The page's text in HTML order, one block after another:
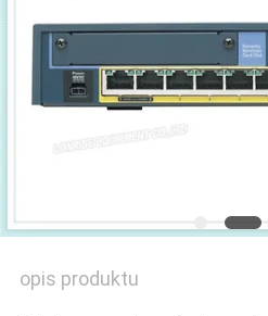
POLITYKA
PRYWATNOŚCI
opis produktu